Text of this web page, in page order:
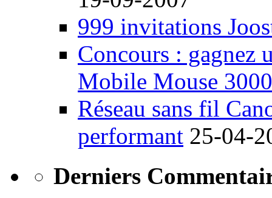
999 invitations
Concours : gagnez
Mobile Mouse 3000
Réseau sans fil
performant 25-04-
Derniers